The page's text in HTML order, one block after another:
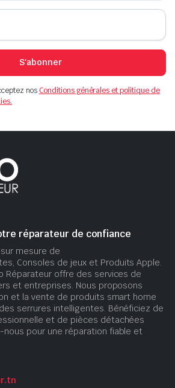
S'abonner
nosConditions générales et politique de
réparateur de confiance
mesure de
Consoles de jeux et Produits Apple.
Réparateur offre des services de
et entreprises. Nous proposons
et la vente de produits smart home
serrures intelligentes. Bénéficiez de
et de pièces détachées
nous pour une réparation fiable et